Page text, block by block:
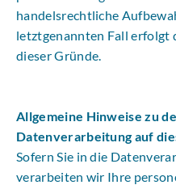
handelsrechtliche
letztgenannten Fall erfolgt
dieser Gründe.
Allgemeine Hinweise zu
Datenverarbeitung auf
Sofern Sie in die
verarbeiten wir Ihre